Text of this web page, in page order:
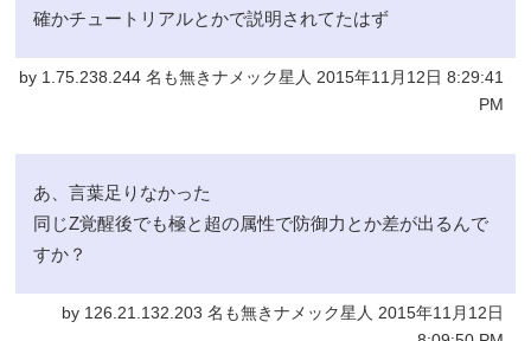
確かチュートリアルとかで説明されてたはず
by 1.75.238.244 名も無きナメック星人 2015年11月12日 8:29:41
PM
あ、言葉足りなかった
同じZ覚醒後でも極と超の属性で防御力とか差が出るんで
すか？
by 126.21.132.203 名も無きナメック星人 2015年11月12日